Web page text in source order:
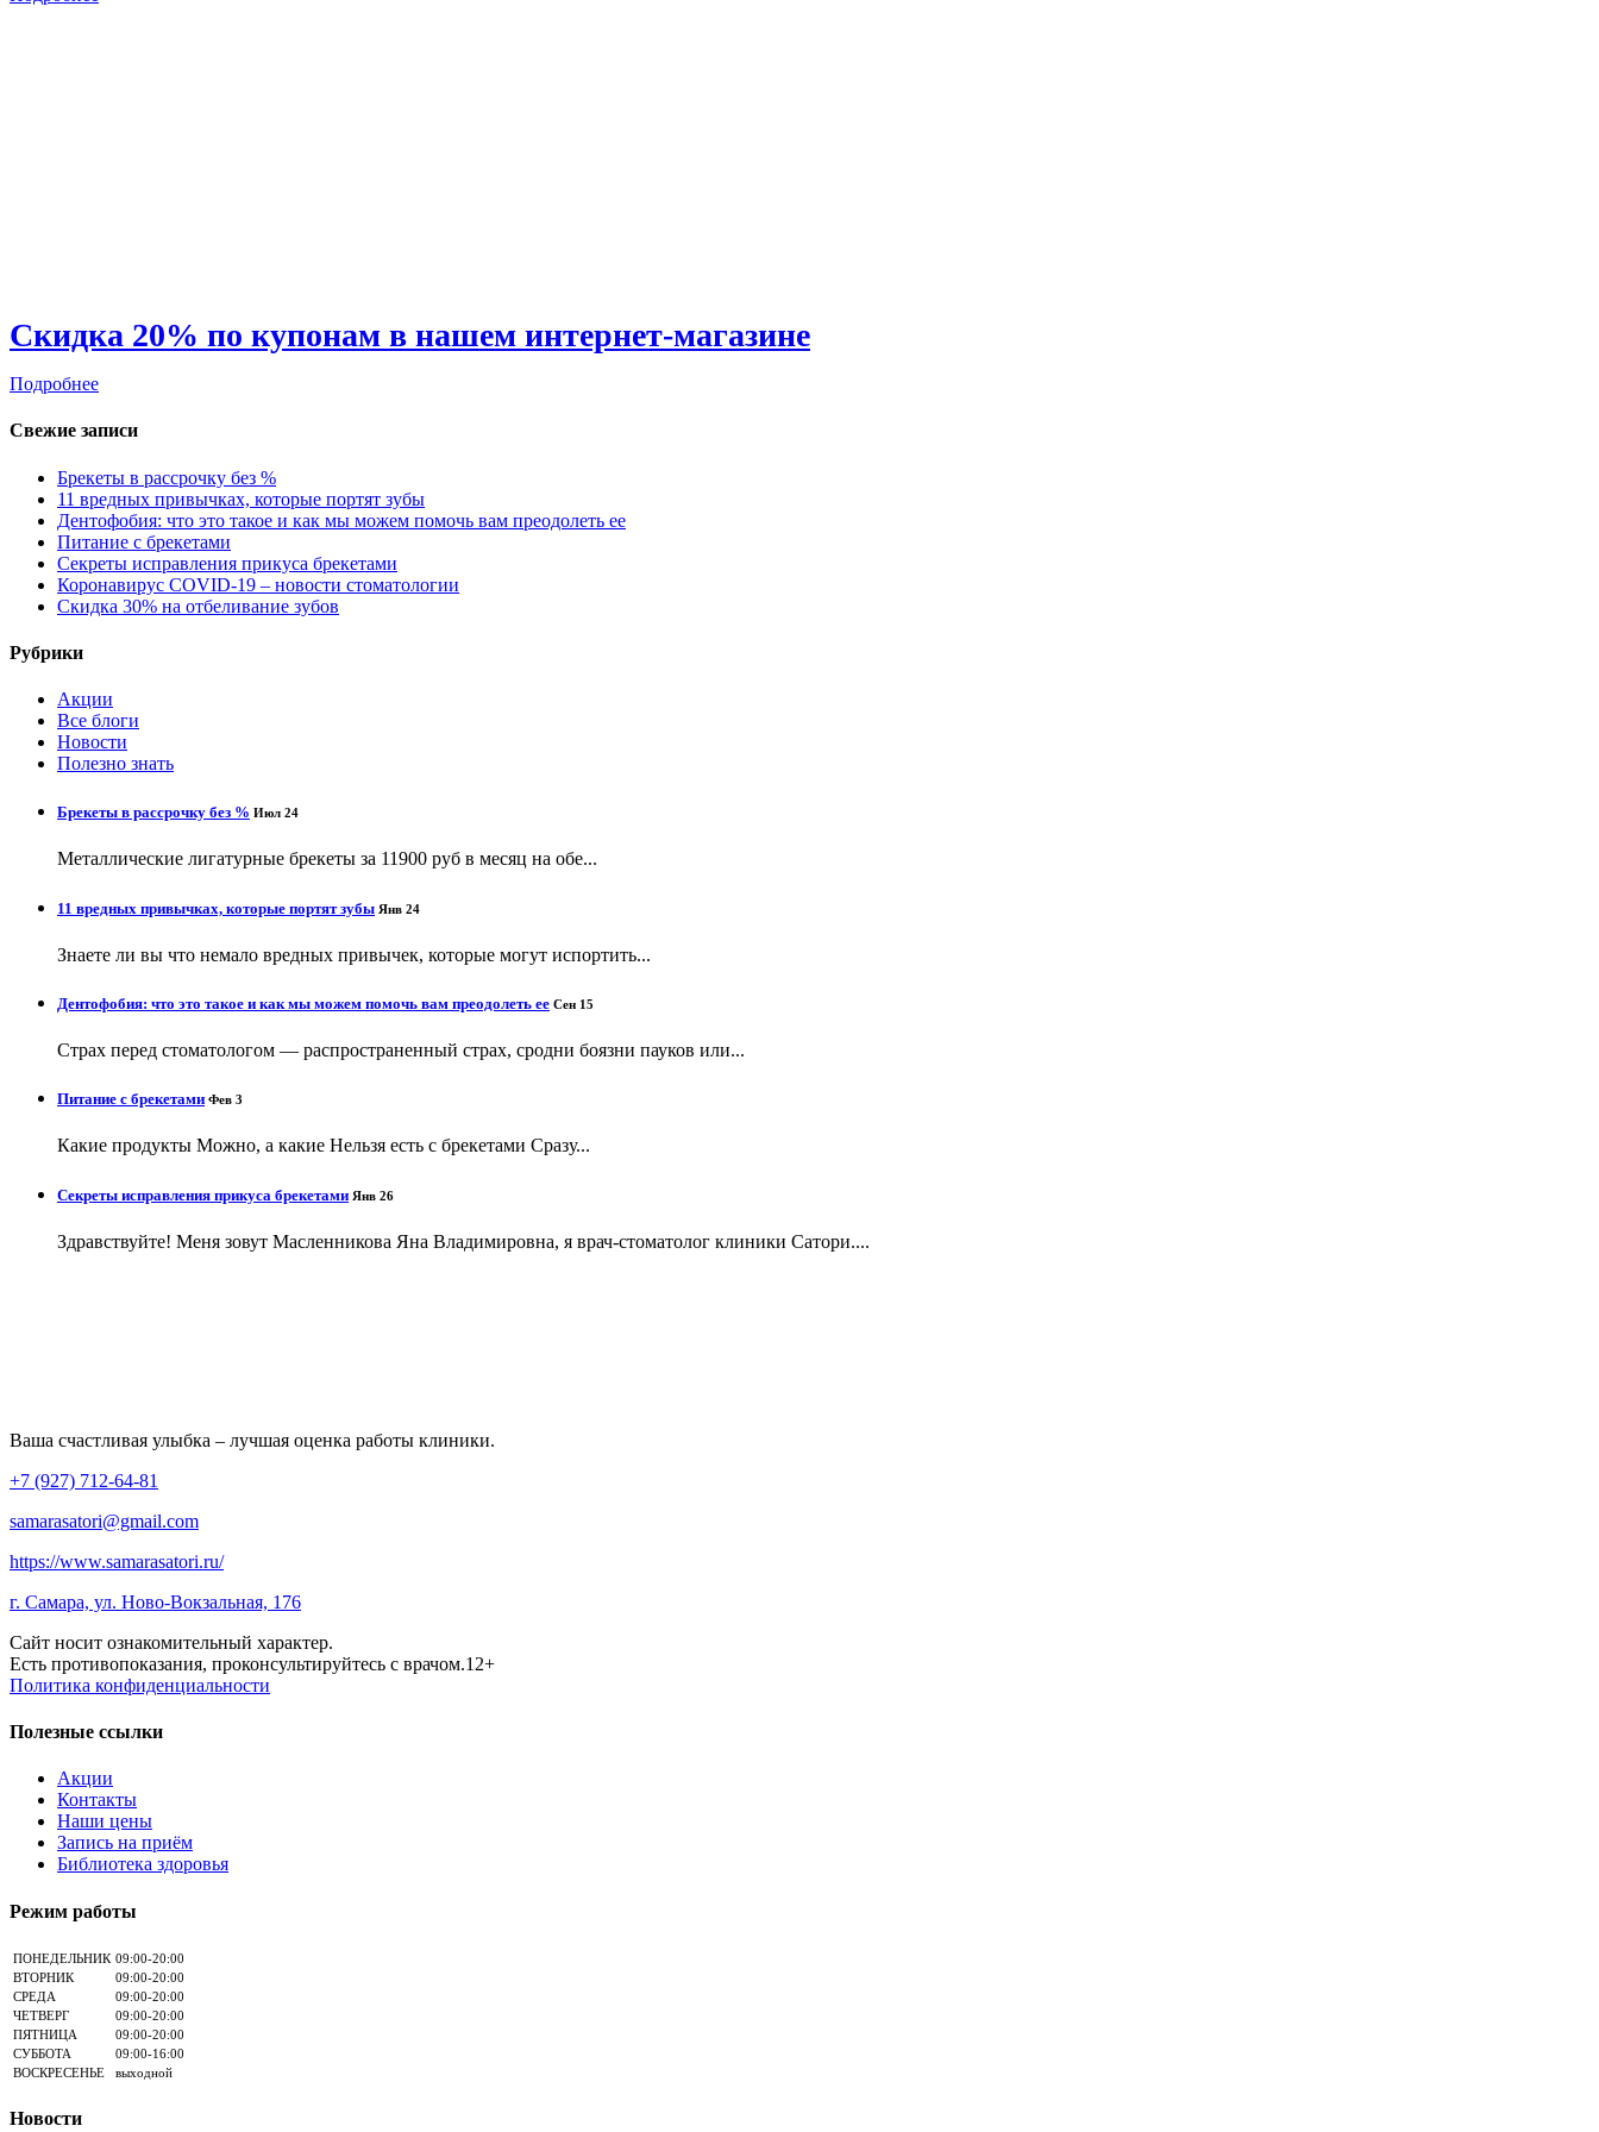
Скидка 20% по купонам в нашем интернет-магазине
Подробнее
Свежие записи
Брекеты в рассрочку без %
11 вредных привычках, которые портят зубы
Дентофобия: что это такое и как мы можем помочь вам преодолеть ее
Питание с брекетами
Секреты исправления прикуса брекетами
Коронавирус COVID-19 – новости стоматологии
Скидка 30% на отбеливание зубов
Рубрики
Акции
Все блоги
Новости
Полезно знать
Брекеты в рассрочку без % Июл 24
Металлические лигатурные брекеты за 11900 руб в месяц на обе...
11 вредных привычках, которые портят зубы Янв 24
Знаете ли вы что немало вредных привычек, которые могут испортить...
Дентофобия: что это такое и как мы можем помочь вам преодолеть ее Сен 15
Страх перед стоматологом — распространенный страх, сродни боязни пауков или...
Питание с брекетами Фев 3
Какие продукты Можно, а какие Нельзя есть с брекетами Сразу...
Секреты исправления прикуса брекетами Янв 26
Здравствуйте! Меня зовут Масленникова Яна Владимировна, я врач-стоматолог клиники Сатори....
Ваша счастливая улыбка – лучшая оценка работы клиники.
+7 (927) 712-64-81
samarasatori@gmail.com
https://www.samarasatori.ru/
г. Самара, ул. Ново-Вокзальная, 176
Сайт носит ознакомительный характер.
Есть противопоказания, проконсультируйтесь с врачом.12+
Политика конфиденциальности
Полезные ссылки
Акции
Контакты
Наши цены
Запись на приём
Библиотека здоровья
Режим работы
ПОНЕДЕЛЬНИК 09:00-20:00
ВТОРНИК
09:00-20:00
СРЕДА
09:00-20:00
ЧЕТВЕРГ
09:00-20:00
ПЯТНИЦА
09:00-20:00
СУББОТА
09:00-16:00
ВОСКРЕСЕНЬЕ
выходной
Новости